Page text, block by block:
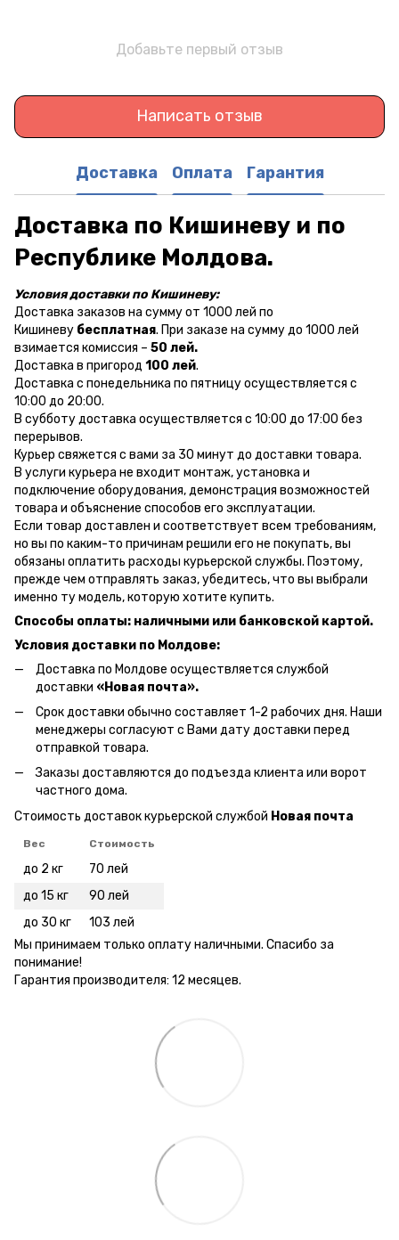
Добавьте первый отзыв
Написать отзыв
Доставка Оплата Гарантия
Доставка по Кишиневу и по
Республике Молдова.
Условия доставки по Кишиневу:
Доставка заказов на сумму от 1000 лей по
Кишиневу бесплатная. При заказе на сумму до 1000 лей
взимается комиссия – 50 лей.
Доставка в пригород 100 лей.
Доставка с понедельника по пятницу осуществляется с
10:00 до 20:00.
В субботу доставка осуществляется с 10:00 до 17:00 без
перерывов.
Курьер свяжется с вами за 30 минут до доставки товара.
В услуги курьера не входит монтаж, установка и
подключение оборудования, демонстрация возможностей
товара и объяснение способов его эксплуатации.
Если товар доставлен и соответствует всем требованиям,
но вы по каким-то причинам решили его не покупать, вы
обязаны оплатить расходы курьерской службы. Поэтому,
прежде чем отправлять заказ, убедитесь, что вы выбрали
именно ту модель, которую хотите купить.
Способы оплаты: наличными или банковской картой.
Условия доставки по Молдове:
Доставка по Молдове осуществляется службой
доставки «Новая почта».
Срок доставки обычно составляет 1-2 рабочих дня. Наши
менеджеры согласуют с Вами дату доставки перед
отправкой товара.
Заказы доставляются до подъезда клиента или ворот
частного дома.
Стоимость доставок курьерской службой Новая почта
Вес Стоимость
до 2 кг
70 лей
до 15 кг
90 лей
до 30 кг
103 лей
Мы принимаем только оплату наличными. Спасибо за
понимание!
Гарантия производителя: 12 месяцев.